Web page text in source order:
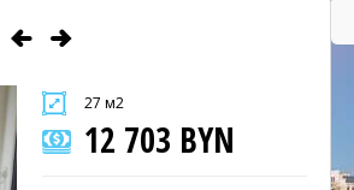
27 м2
12 703 BYN